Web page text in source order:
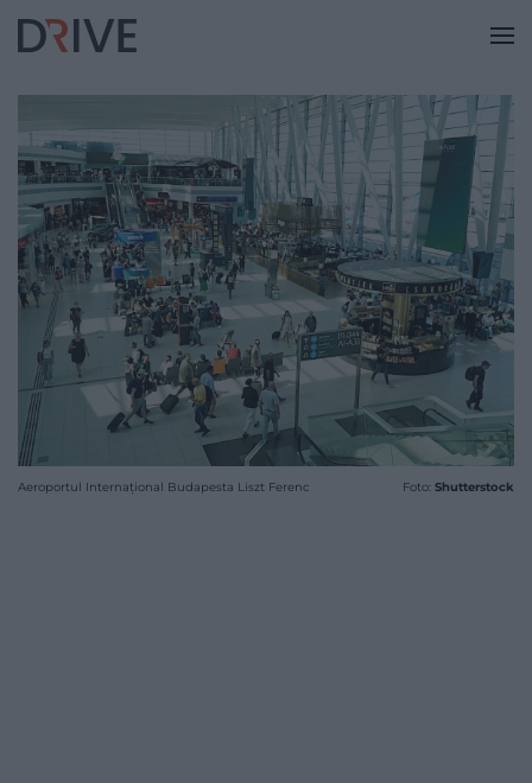
Aeroportul Internațional Budapesta Liszt Ferenc Foto: Shutterstock